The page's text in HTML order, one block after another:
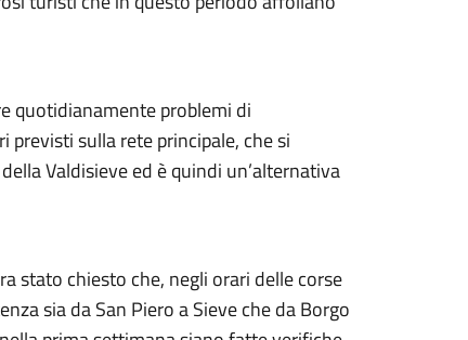
quotidianamente problemi di
sulla rete principale, che si
Valdisieve ed è quindi un’alternativa
stato chiesto che, negli orari delle corse
sia da San Piero a Sieve che da Borgo